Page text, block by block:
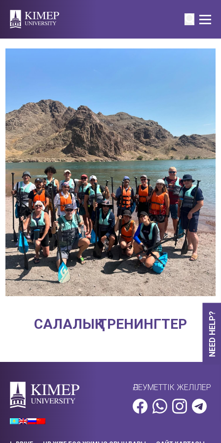
NEED HELP?
САЛАЛЫҚ ТРЕНИНГТЕР
ӘЛЕУМЕТТІК ЖЕЛІЛЕР